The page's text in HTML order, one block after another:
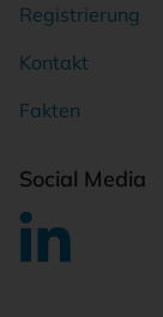
Registrierung
Kontakt
Fakten
Social Media